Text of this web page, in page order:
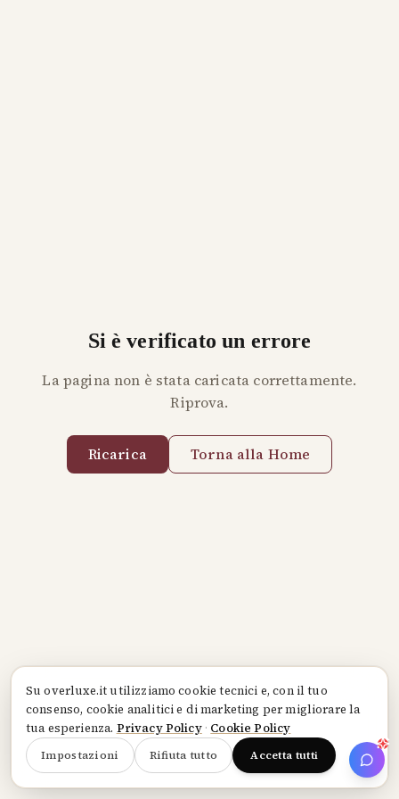
Suoverluxe.itutilizziamo cookie tecnici e, con il tuo
consenso, cookie analitici e di marketing per migliorare la
tua esperienza. Privacy Policy· Cookie Policy
Impostazioni Rifiuta tutto Accetta tutti
Si è verificato un errore
La pagina non è stata caricata correttamente.
Riprova.
Ricarica Torna alla Home